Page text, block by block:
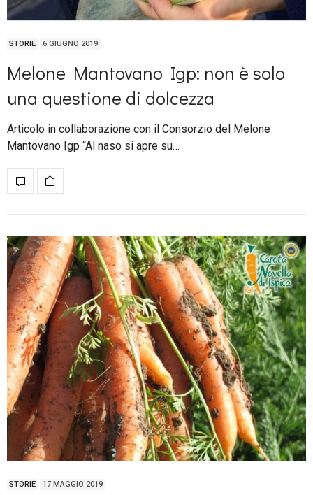
STORIE 6 GIUGNO 2019
Melone Mantovano Igp: non è solo
una questione di dolcezza
Articolo in collaborazione con il Consorzio del Melone
Mantovano Igp “Al naso si apre su…
STORIE 17 MAGGIO 2019